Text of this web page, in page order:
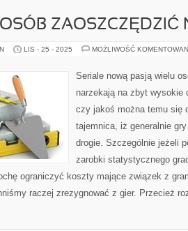
ZAOSZCZĘDZIĆ
LIS - 25 - 2025 MOŻLIWOŚĆ
Seriale nową pasją wielu
narzekają na zbyt wysokie
czy jakoś można temu się
tajemnica, iż generalnie
drogie. Szczególnie jeżeli
zarobki statystycznego
ograniczyć koszty mające związek z
raczej zrezygnować z gier. Przecież